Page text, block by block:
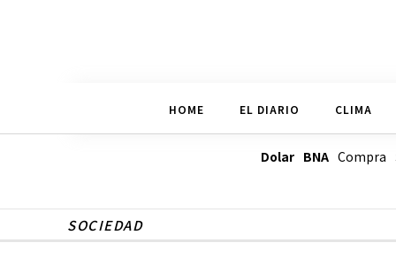
HOME EL DIARIO CLIMA
Dolar BNACompra
SOCIEDAD